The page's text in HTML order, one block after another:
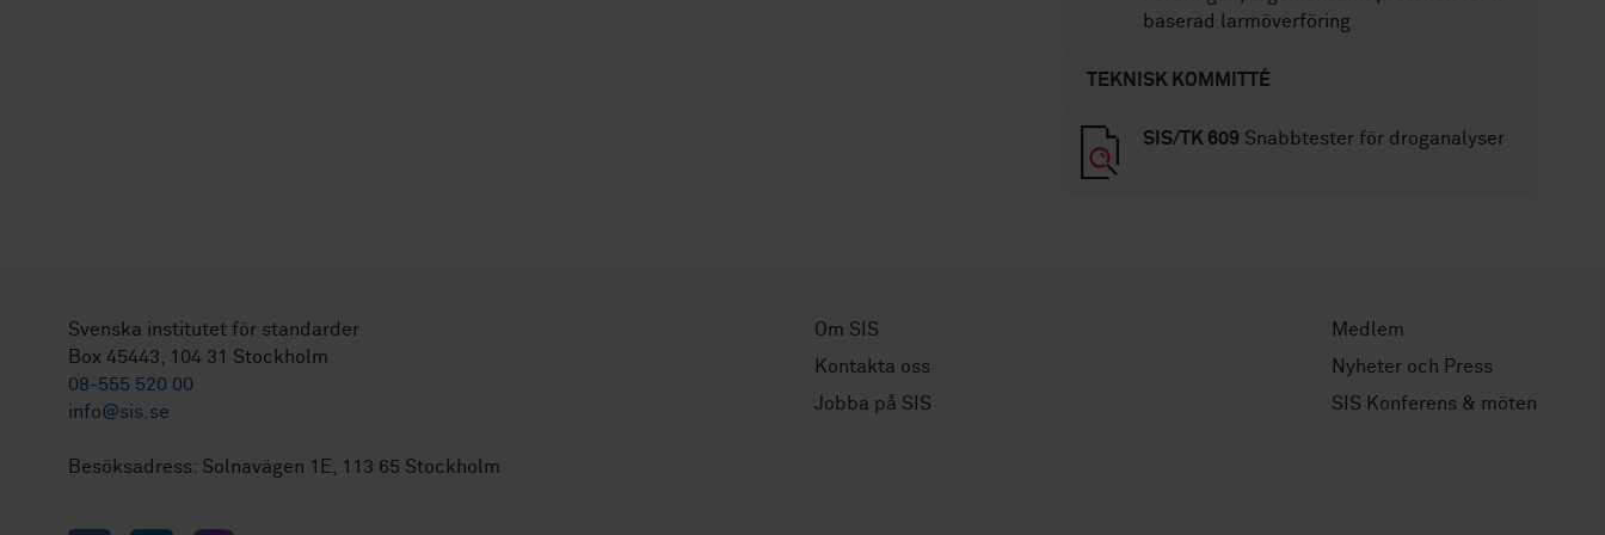
baserad larmöverföring
TEKNISK KOMMITTÉ
SIS/TK 609 Snabbtester för droganalyser
Svenska institutet för standarder
Box 45443, 104 31 Stockholm
08-555 520 00
info@sis.se
Besöksadress: Solnavägen 1E, 113 65 Stockholm
Om SIS
Kontakta oss
Jobba på SIS
Medlem
Nyheter och Press
SIS Konferens & möten